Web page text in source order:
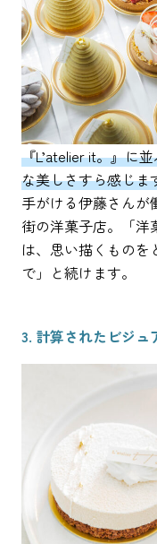
『L’atelier it。』に
な美しさすら感じま
手がける伊藤さんが
街の洋菓子店。「洋
は、思い描くものを
で」と続けます。
3. 計算されたビジ